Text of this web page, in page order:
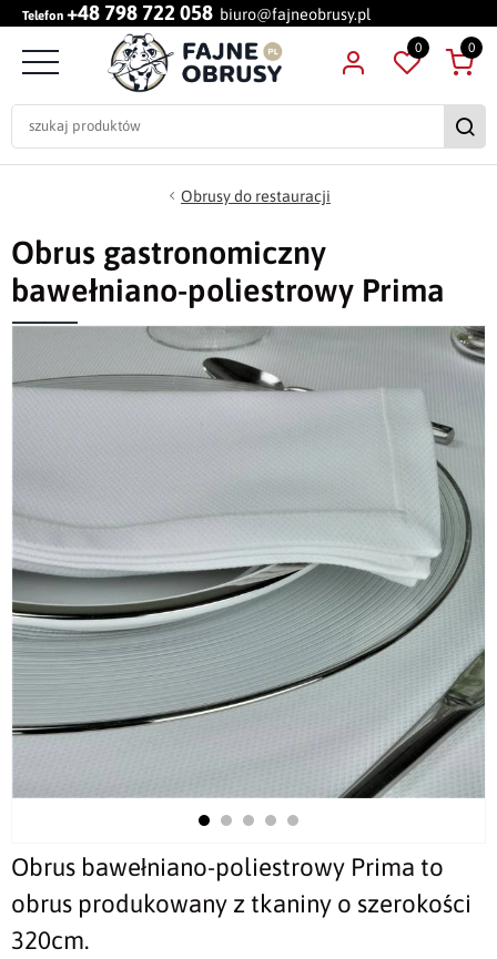
Telefon +48 798 722 058 biuro@fajneobrusy.pl
0 0
Obrusy do restauracji
Obrus gastronomiczny
bawełniano-poliestrowy Prima
Obrus bawełniano-poliestrowy Prima to
obrus produkowany z tkaniny o szerokości
320cm.